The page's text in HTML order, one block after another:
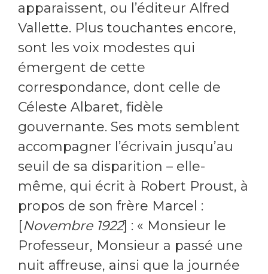
apparaissent, ou l’éditeur Alfred
Vallette. Plus touchantes encore,
sont les voix modestes qui
émergent de cette
correspondance, dont celle de
Céleste Albaret, fidèle
gouvernante. Ses mots semblent
accompagner l’écrivain jusqu’au
seuil de sa disparition – elle-
même, qui écrit à Robert Proust, à
propos de son frère Marcel :
[Novembre 1922] : « Monsieur le
Professeur, Monsieur a passé une
nuit affreuse, ainsi que la journée